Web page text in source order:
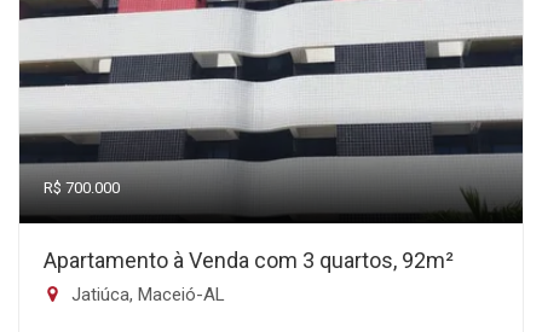
R$ 700.000
Apartamento à Venda com 3 quartos, 92m²
Jatiúca, Maceió-AL